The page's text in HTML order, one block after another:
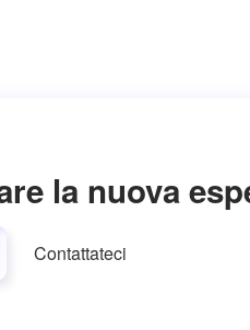
la nuova
Contattateci